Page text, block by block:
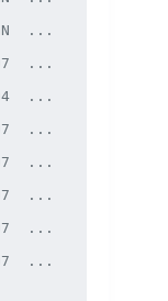
...
...
...
...
...
...
...
...